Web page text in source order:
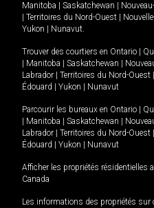
Manitoba
Saskatchewan
Territoires du Nord-Ouest
Yukon
Nunavut.
Trouver des courtiers en Ontario
Manitoba Saskatchewan
Labrador
Territoires du Nord-Ouest
Édouard
Yukon Nunavut
Parcourir les bureaux en Ontario
Manitoba Saskatchewan
Labrador
Territoires du Nord-Ouest
Édouard
Yukon Nunavut
Afficher les propriétés résidentielles
Canada
Les informations des propriétés